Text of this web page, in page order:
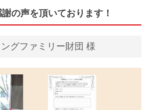
の声を頂いております！
グファミリー財団 様